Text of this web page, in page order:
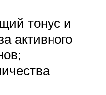
тонус и
активного